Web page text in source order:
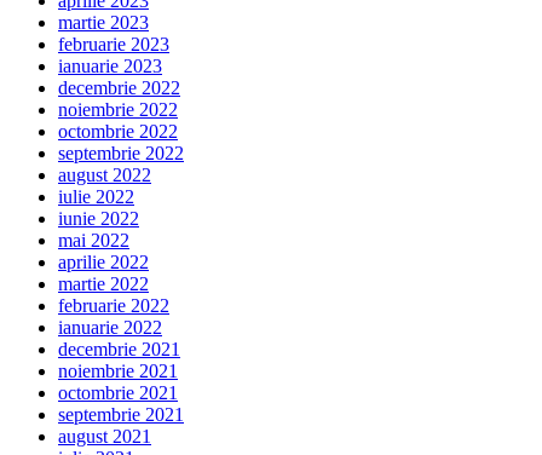
martie 2023
februarie 2023
ianuarie 2023
decembrie 2022
noiembrie 2022
octombrie 2022
septembrie 2022
august 2022
iulie 2022
iunie 2022
mai 2022
aprilie 2022
martie 2022
februarie 2022
ianuarie 2022
decembrie 2021
noiembrie 2021
octombrie 2021
septembrie 2021
august 2021